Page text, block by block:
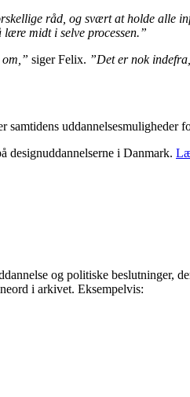
råd, og svært at holde alle
midt i selve processen.”
siger Felix. ”Det er nok
uddannelsesmuligheder
designuddannelserne i Danmark.
og politiske
i arkivet. Eksempelvis: